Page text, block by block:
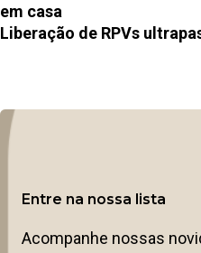
em casa
Liberação de RPVs
Entre na nossa lista
Acompanhe nossas